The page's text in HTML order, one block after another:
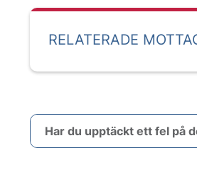
RELATERADE
Har du upptäckt ett fel på